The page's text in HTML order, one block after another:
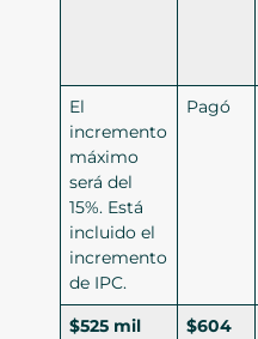
El
incremento
máximo
será del
15%. Está
incluido el
incremento
de IPC.
Pagó
$525 mil
$604